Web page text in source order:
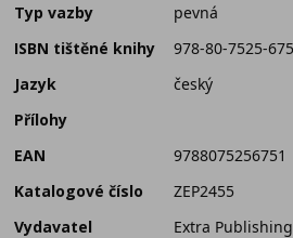
Typ vazby
pevná
ISBN tištěné knihy
978-80-7525-
Jazyk
český
Přílohy
EAN
9788075256751
Katalogové číslo
ZEP2455
Vydavatel
Extra Publishing